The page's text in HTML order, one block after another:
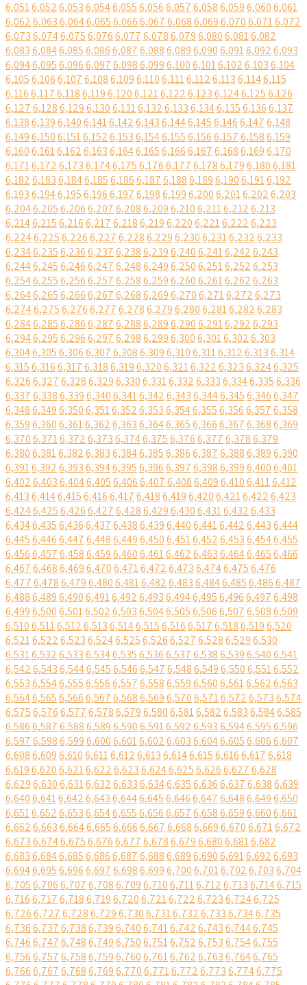
6,0516,0526,0536,0546,0556,0566,0576,0586,0596,0606,061
6,0626,0636,0646,0656,0666,0676,0686,0696,0706,0716,072
6,0736,0746,0756,0766,0776,0786,0796,0806,0816,082
6,0836,0846,0856,0866,0876,0886,0896,0906,0916,0926,093
6,0946,0956,0966,0976,0986,0996,1006,1016,1026,1036,104
6,1056,1066,1076,1086,1096,1106,1116,1126,1136,1146,115
6,1166,1176,1186,1196,1206,1216,1226,1236,1246,1256,126
6,1276,1286,1296,1306,1316,1326,1336,1346,1356,1366,137
6,1386,1396,1406,1416,1426,1436,1446,1456,1466,1476,148
6,1496,1506,1516,1526,1536,1546,1556,1566,1576,1586,159
6,1606,1616,1626,1636,1646,1656,1666,1676,1686,1696,170
6,1716,1726,1736,1746,1756,1766,1776,1786,1796,1806,181
6,1826,1836,1846,1856,1866,1876,1886,1896,1906,1916,192
6,1936,1946,1956,1966,1976,1986,1996,2006,2016,2026,203
6,2046,2056,2066,2076,2086,2096,2106,2116,2126,213
6,2146,2156,2166,2176,2186,2196,2206,2216,2226,223
6,2246,2256,2266,2276,2286,2296,2306,2316,2326,233
6,2346,2356,2366,2376,2386,2396,2406,2416,2426,243
6,2446,2456,2466,2476,2486,2496,2506,2516,2526,253
6,2546,2556,2566,2576,2586,2596,2606,2616,2626,263
6,2646,2656,2666,2676,2686,2696,2706,2716,2726,273
6,2746,2756,2766,2776,2786,2796,2806,2816,2826,283
6,2846,2856,2866,2876,2886,2896,2906,2916,2926,293
6,2946,2956,2966,2976,2986,2996,3006,3016,3026,303
6,3046,3056,3066,3076,3086,3096,3106,3116,3126,3136,314
6,3156,3166,3176,3186,3196,3206,3216,3226,3236,3246,325
6,3266,3276,3286,3296,3306,3316,3326,3336,3346,3356,336
6,3376,3386,3396,3406,3416,3426,3436,3446,3456,3466,347
6,3486,3496,3506,3516,3526,3536,3546,3556,3566,3576,358
6,3596,3606,3616,3626,3636,3646,3656,3666,3676,3686,369
6,3706,3716,3726,3736,3746,3756,3766,3776,3786,379
6,3806,3816,3826,3836,3846,3856,3866,3876,3886,3896,390
6,3916,3926,3936,3946,3956,3966,3976,3986,3996,4006,401
6,4026,4036,4046,4056,4066,4076,4086,4096,4106,4116,412
6,4136,4146,4156,4166,4176,4186,4196,4206,4216,4226,423
6,4246,4256,4266,4276,4286,4296,4306,4316,4326,433
6,4346,4356,4366,4376,4386,4396,4406,4416,4426,4436,444
6,4456,4466,4476,4486,4496,4506,4516,4526,4536,4546,455
6,4566,4576,4586,4596,4606,4616,4626,4636,4646,4656,466
6,4676,4686,4696,4706,4716,4726,4736,4746,4756,476
6,4776,4786,4796,4806,4816,4826,4836,4846,4856,4866,487
6,4886,4896,4906,4916,4926,4936,4946,4956,4966,4976,498
6,4996,5006,5016,5026,5036,5046,5056,5066,5076,5086,509
6,5106,5116,5126,5136,5146,5156,5166,5176,5186,5196,520
6,5216,5226,5236,5246,5256,5266,5276,5286,5296,530
6,5316,5326,5336,5346,5356,5366,5376,5386,5396,5406,541
6,5426,5436,5446,5456,5466,5476,5486,5496,5506,5516,552
6,5536,5546,5556,5566,5576,5586,5596,5606,5616,5626,563
6,5646,5656,5666,5676,5686,5696,5706,5716,5726,5736,574
6,5756,5766,5776,5786,5796,5806,5816,5826,5836,5846,585
6,5866,5876,5886,5896,5906,5916,5926,5936,5946,5956,596
6,5976,5986,5996,6006,6016,6026,6036,6046,6056,6066,607
6,6086,6096,6106,6116,6126,6136,6146,6156,6166,6176,618
6,6196,6206,6216,6226,6236,6246,6256,6266,6276,628
6,6296,6306,6316,6326,6336,6346,6356,6366,6376,6386,639
6,6406,6416,6426,6436,6446,6456,6466,6476,6486,6496,650
6,6516,6526,6536,6546,6556,6566,6576,6586,6596,6606,661
6,6626,6636,6646,6656,6666,6676,6686,6696,6706,6716,672
6,6736,6746,6756,6766,6776,6786,6796,6806,6816,682
6,6836,6846,6856,6866,6876,6886,6896,6906,6916,6926,693
6,6946,6956,6966,6976,6986,6996,7006,7016,7026,7036,704
6,7056,7066,7076,7086,7096,7106,7116,7126,7136,7146,715
6,7166,7176,7186,7196,7206,7216,7226,7236,7246,725
6,7266,7276,7286,7296,7306,7316,7326,7336,7346,735
6,7366,7376,7386,7396,7406,7416,7426,7436,7446,745
6,7466,7476,7486,7496,7506,7516,7526,7536,7546,755
6,7566,7576,7586,7596,7606,7616,7626,7636,7646,765
6,7666,7676,7686,7696,7706,7716,7726,7736,7746,775